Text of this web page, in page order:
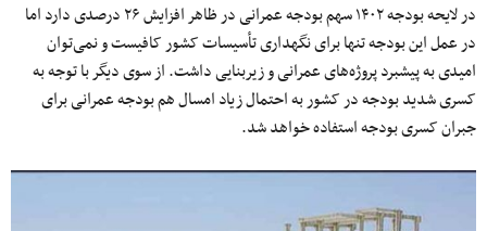
در لایحه بودجه ۱۴۰۲ سهم بودجه عمرانی در ظاهر افزایش ۲۶ درصدی دارد اما
در عمل این بودجه تنها برای نگهداری تأسیسات کشور کافیست و نمی‌توان
امیدی به پیشبرد پروژه‎‌های عمرانی و زیربنایی داشت. از سوی دیگر با توجه به
کسری شدید بودجه در کشور به احتمال زیاد امسال هم بودجه عمرانی برای
جبران کسری بودجه استفاده خواهد شد.